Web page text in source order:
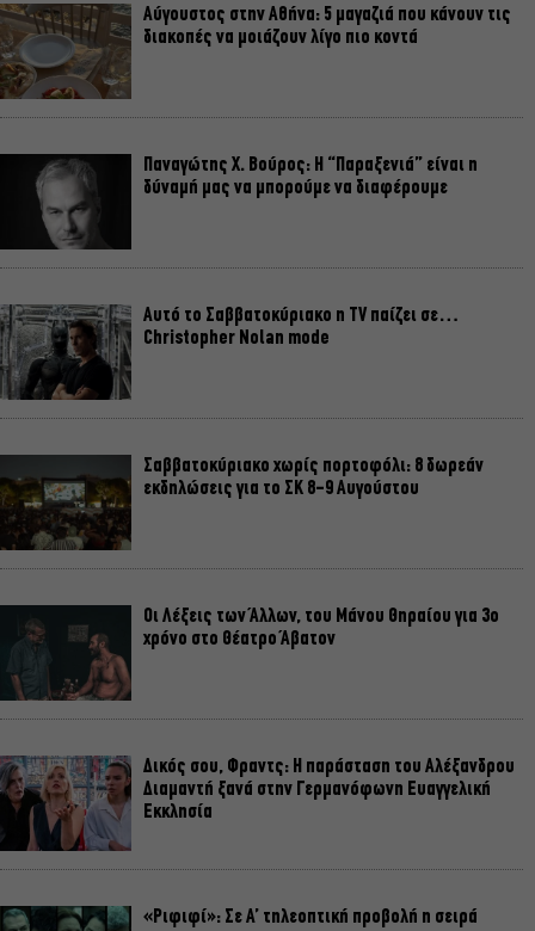
Αύγουστος στην Αθήνα: 5 μαγαζιά που κάνουν τις
διακοπές να μοιάζουν λίγο πιο κοντά
Παναγώτης Χ. Βούρος: Η “Παραξενιά” είναι η
δύναμή μας να μπορούμε να διαφέρουμε
Αυτό το Σαββατοκύριακο η TV παίζει σε…
Christopher Nolan mode
Σαββατοκύριακο χωρίς πορτοφόλι: 8 δωρεάν
εκδηλώσεις για το ΣΚ 8-9 Αυγούστου
Οι Λέξεις των Άλλων, του Μάνου Θηραίου για 3ο
χρόνο στο Θέατρο Άβατον
Δικός σου, Φραντς: Η παράσταση του Αλέξανδρου
Διαμαντή ξανά στην Γερμανόφωνη Ευαγγελική
Εκκλησία
«Ριφιφί»: Σε Α’ τηλεοπτική προβολή η σειρά